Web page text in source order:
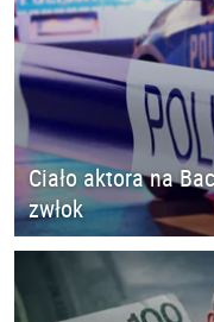
Ciało aktora na
zwłok